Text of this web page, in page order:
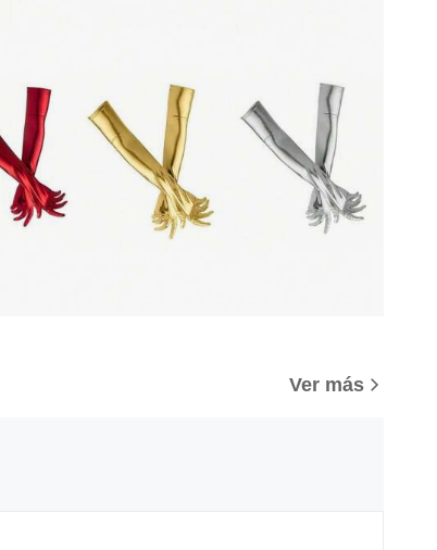
Ver más